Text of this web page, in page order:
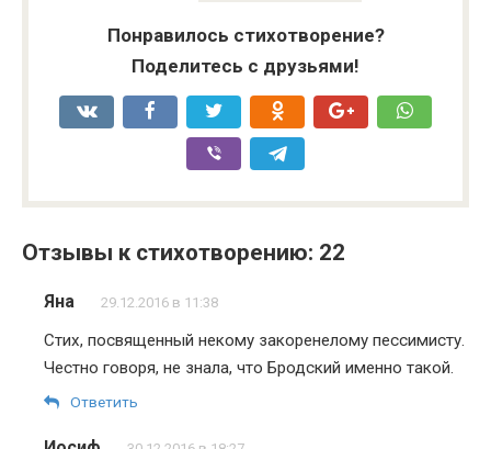
Понравилось стихотворение?
Поделитесь с друзьями!
Отзывы к стихотворению: 22
Яна 29.12.2016 в 11:38
Стих, посвященный некому закоренелому пессимисту.
Честно говоря, не знала, что Бродский именно такой.
Ответить